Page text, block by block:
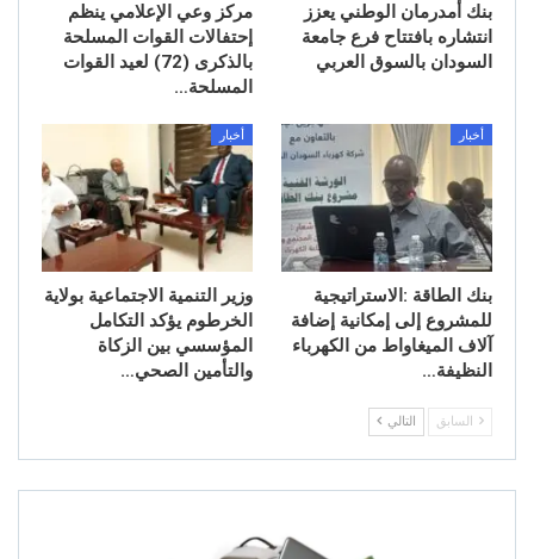
بنك أمدرمان الوطني يعزز
انتشاره بافتتاح فرع جامعة
السودان بالسوق العربي
مركز وعي الإعلامي ينظم
إحتفالات القوات المسلحة
بالذكرى (72) لعيد القوات
المسلحة…
أخبار
بنك الطاقة :الاستراتيجية
للمشروع إلى إمكانية إضافة
آلاف الميغاواط من الكهرباء
النظيفة…
أخبار
وزير التنمية الاجتماعية بولاية
الخرطوم يؤكد التكامل
المؤسسي بين الزكاة
والتأمين الصحي…
السابق التالي